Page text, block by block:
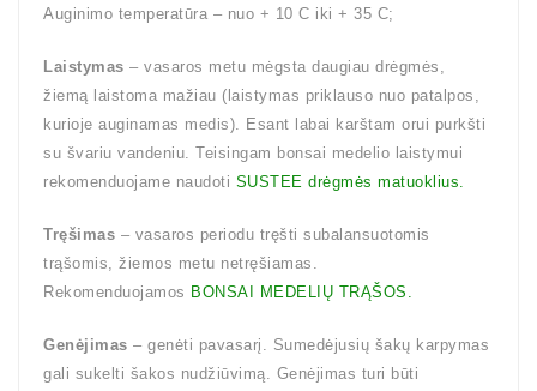
Auginimo temperatūra – nuo + 10 C iki + 35 C;
Laistymas – vasaros metu mėgsta daugiau drėgmės,
žiemą laistoma mažiau (laistymas priklauso nuo patalpos,
kurioje auginamas medis). Esant labai karštam orui purkšti
su švariu vandeniu. Teisingam bonsai medelio laistymui
rekomenduojame naudoti SUSTEE drėgmės matuoklius.
Tręšimas – vasaros periodu tręšti subalansuotomis
trąšomis, žiemos metu netręšiamas.
Rekomenduojamos BONSAI MEDELIŲ TRĄŠOS.
Genėjimas – genėti pavasarį. Sumedėjusių šakų karpymas
gali sukelti šakos nudžiūvimą. Genėjimas turi būti